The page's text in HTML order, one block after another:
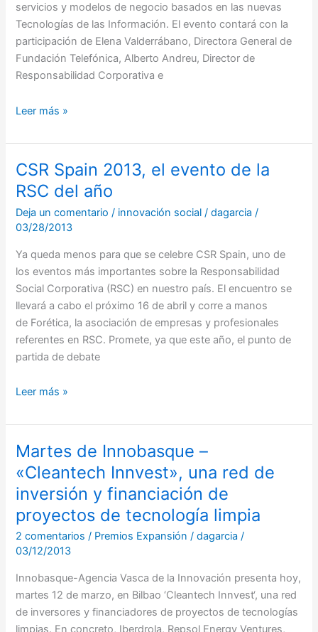
servicios y modelos de negocio basados en las nuevas
Tecnologías de las Información. El evento contará con la
participación de Elena Valderrábano, Directora General de
Fundación Telefónica, Alberto Andreu, Director de
Responsabilidad Corporativa e
Leer más »
CSR Spain 2013, el evento de la
RSC del año
Deja un comentario / innovación social /dagarcia/
03/28/2013
Ya queda menos para que se celebre CSR Spain, uno de
los eventos más importantes sobre la Responsabilidad
Social Corporativa (RSC) en nuestro país. El encuentro se
llevará a cabo el próximo 16 de abril y corre a manos
de Forética, la asociación de empresas y profesionales
referentes en RSC. Promete, ya que este año, el punto de
partida de debate
CSR
Spain
2013,
el
evento
de
la
RSC
del
año
Leer más »
Martes de Innobasque –
«Cleantech Innvest», una red de
inversión y financiación de
proyectos de tecnología limpia
2 comentarios / Premios Expansión /dagarcia/
03/12/2013
Innobasque-Agencia Vasca de la Innovación presenta hoy,
martes 12 de marzo, en Bilbao ‘Cleantech Innvest‘, una red
de inversores y financiadores de proyectos de tecnologías
limpias. En concreto, Iberdrola, Repsol Energy Ventures,
Martes
de
Innobasque
–
«Cleantech
Innvest»,
una
de
inversión
y